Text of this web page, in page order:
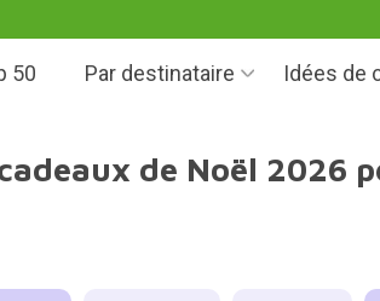
50 Par destinataire Idées de
de Noël 2026